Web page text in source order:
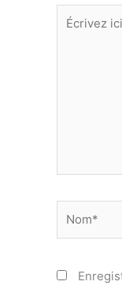
Écrivez
ici…